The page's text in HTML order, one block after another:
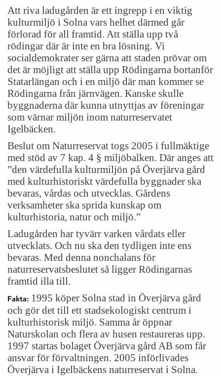
Att riva ladugården är ett ingrepp i en viktig
kulturmiljö i Solna vars helhet därmed går
förlorad för all framtid. Att ställa upp två
rödingar där är inte en bra lösning. Vi
socialdemokrater ser gärna att staden prövar om
det är möjligt att ställa upp Rödingarna bortanför
Statarlängan och i en miljö där man kommer se
Rödingarna från järnvägen. Kanske skulle
byggnaderna där kunna utnyttjas av föreningar
som värnar miljön inom naturreservatet
Igelbäcken.
Beslut om Naturreservat togs 2005 i fullmäktige
med stöd av 7 kap. 4 § miljöbalken. Där anges att
”den värdefulla kulturmiljön på Överjärva gård
med kulturhistoriskt värdefulla byggnader ska
bevaras, vårdas och utvecklas. Gårdens
verksamheter ska sprida kunskap om
kulturhistoria, natur och miljö.”
Ladugården har tyvärr varken vårdats eller
utvecklats. Och nu ska den tydligen inte ens
bevaras. Med denna nonchalans för
naturreservatsbeslutet så ligger Rödingarnas
framtid illa till.
Fakta: 1995 köper Solna stad in Överjärva gård
och gör det till ett stadsekologiskt centrum i
kulturhistorisk miljö. Samma år öppnar
Naturskolan och flera av husen restaureras upp.
1997 startas bolaget Överjärva gård AB som får
ansvar för förvaltningen. 2005 införlivades
Överjärva i Igelbäckens naturreservat i Solna.